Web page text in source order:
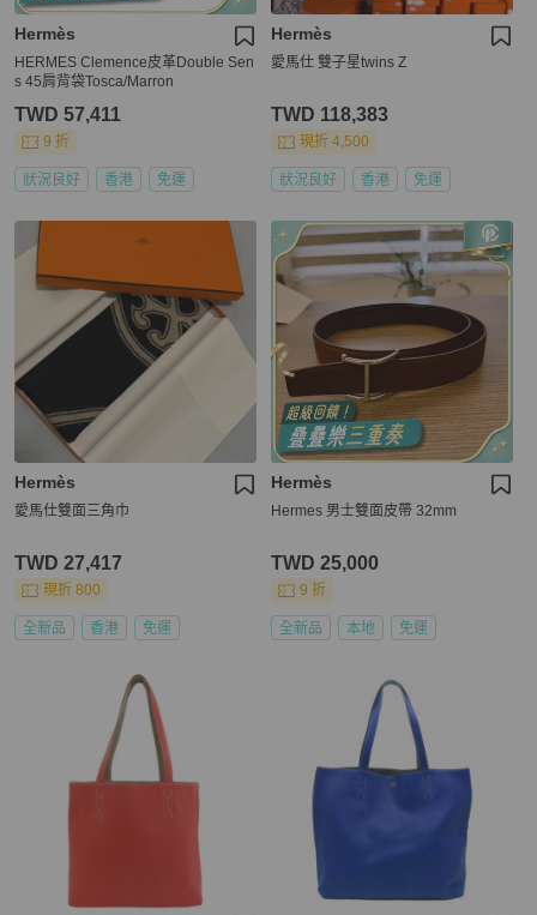
Hermès
HERMES Clemence皮革Double Sen
s 45肩背袋Tosca/Marron
TWD 57,411
9 折
狀況良好 香港 免運
Hermès
愛馬仕 雙子星twins Z
TWD 118,383
現折 4,500
狀況良好 香港 免運
Hermès
愛馬仕雙面三角巾
TWD 27,417
現折 800
全新品 香港 免運
Hermès
Hermes 男士雙面皮帶 32mm
TWD 25,000
9 折
全新品 本地 免運